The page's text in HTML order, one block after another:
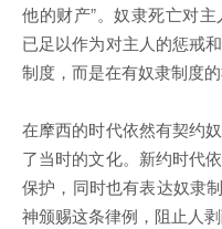
他的财产”。奴隶死亡对
已足以作为对主人的惩戒
制度，而是在有奴隶制度
在摩西的时代依然有契约
了当时的文化。新约时代
保护，同时也有表达奴隶
神颁赐这条律例，阻止人剥